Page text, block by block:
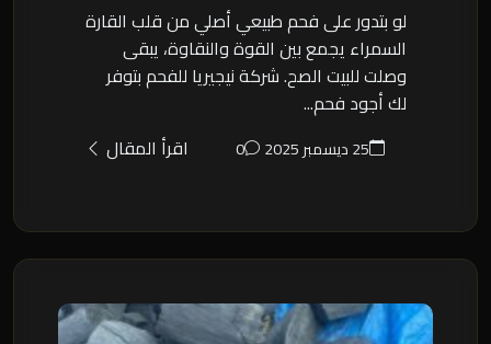
لو بتدور على فحم طبيعي أصلي من قلب القارة
السمراء يجمع بين القوة والنقاوة، يبقى
وصلت للبيت الصح. شركة نيجيريا للفحم بتوفر
لك أجود فحم...
25 ديسمبر 2025 0 اقرأ المقال